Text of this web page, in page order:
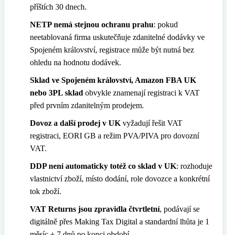
🇨🇭 Švýcarsko
Daňový zástupce pro Amazon s Eurofiscalis
🇪🇸 Španělsko
🇸🇪 Švédsko
🇨🇭 Švýcarsko
příštích 30 dnech.
NETP nemá stejnou ochranu prahu: pokud
neetablovaná firma uskutečňuje zdanitelné dodávky ve
Spojeném království, registrace může být nutná bez
ohledu na hodnotu dodávek.
Sklad ve Spojeném království, Amazon FBA UK
nebo 3PL sklad obvykle znamenají registraci k VAT
před prvním zdanitelným prodejem.
Dovoz a další prodej v UK vyžadují řešit VAT
registraci, EORI GB a režim PVA/PIVA pro dovozní
VAT.
DDP není automaticky totéž co sklad v UK: rozhoduje
vlastnictví zboží, místo dodání, role dovozce a konkrétní
tok zboží.
VAT Returns jsou zpravidla čtvrtletní, podávají se
digitálně přes Making Tax Digital a standardní lhůta je 1